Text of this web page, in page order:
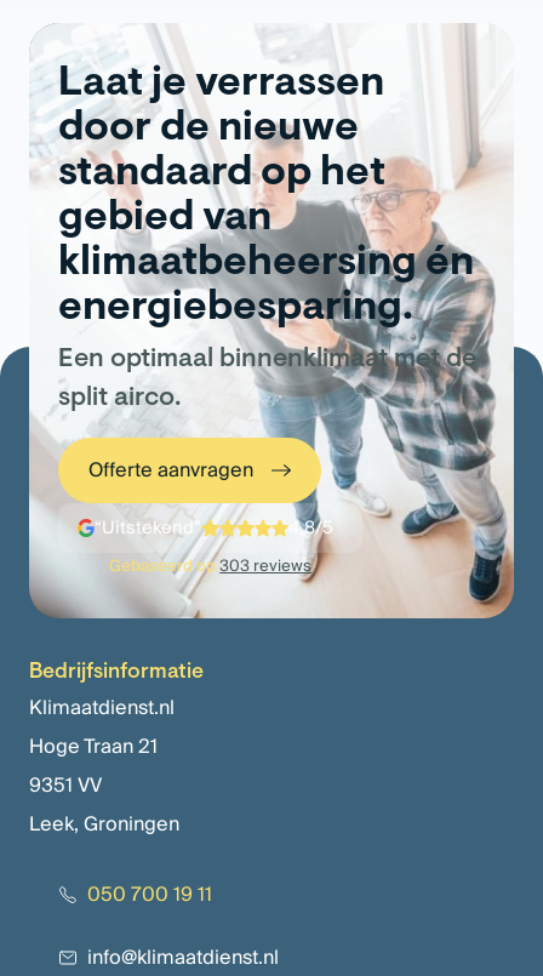
Laat je verrassen
door de nieuwe
standaard op het
gebied van
klimaatbeheersing én
energiebesparing.
Een optimaal binnenklimaat met de
split airco.
Offerte aanvragen
“Uitstekend” 4,8/5
Gebaseerd op303 reviews
Bedrijfsinformatie
Klimaatdienst.nl
Hoge Traan 21
9351 VV
Leek, Groningen
050 700 19 11
info@klimaatdienst.nl